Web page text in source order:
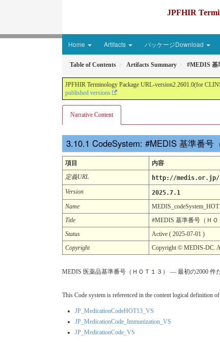
JPFHIR
Home Artifacts パッケージDownload
Table of Contents Artifacts Summary #MEDIS 基
JPFHIR Terminology Package URL-version2.2601.0(for
published versions
Narrative Content
CodeSystem: #MEDIS 基準番号
項目
内容
定義URL
http://medis.or.jp/
Version
2025.7.1
Name
Title
#MEDIS 基準番号（ＨＯ
Status
Active ( 2025-07-01 )
Copyright
Copyright © MEDIS-DC.
MEDIS 医薬品基準番号（ＨＯＴ１３） — 最初の2000 件
This Code system is referenced in the content logical definition
JP_MedicationCodeHOT13_VS
JP_MedicationCode_Immunization_VS
JP_MedicationCode_VS